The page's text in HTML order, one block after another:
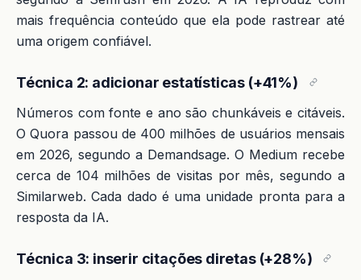
mais frequência conteúdo que ela pode rastrear até
uma origem confiável.
Técnica 2: adicionar estatísticas (+41%)
Números com fonte e ano são chunkáveis e citáveis.
O Quora passou de 400 milhões de usuários mensais
em 2026, segundo a Demandsage. O Medium recebe
cerca de 104 milhões de visitas por mês, segundo a
Similarweb. Cada dado é uma unidade pronta para a
resposta da IA.
Técnica 3: inserir citações diretas (+28%)